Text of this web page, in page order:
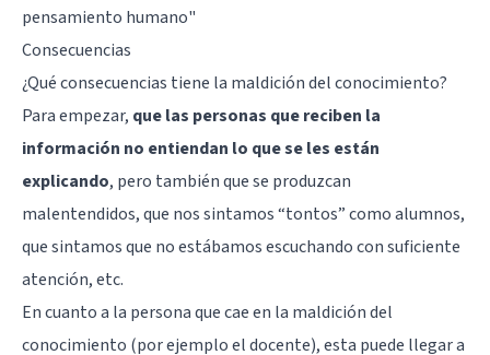
pensamiento humano"
Consecuencias
¿Qué consecuencias tiene la maldición del conocimiento?
Para empezar, que las personas que reciben la
información no entiendan lo que se les están
explicando, pero también que se produzcan
malentendidos, que nos sintamos “tontos” como alumnos,
que sintamos que no estábamos escuchando con suficiente
atención, etc.
En cuanto a la persona que cae en la maldición del
conocimiento (por ejemplo el docente), esta puede llegar a